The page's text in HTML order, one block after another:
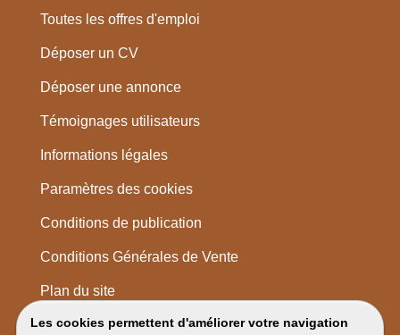
Les cookies permettent d'améliorer votre navigation
Toutes les offres d'emploi
Déposer un CV
Déposer une annonce
Témoignages utilisateurs
Informations légales
Paramètres des cookies
Conditions de publication
Conditions Générales de Vente
Plan du site